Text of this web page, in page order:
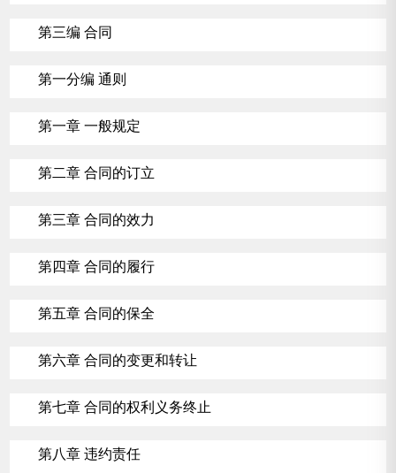
第三编 合同
第一分编 通则
第一章 一般规定
第二章 合同的订立
第三章 合同的效力
第四章 合同的履行
第五章 合同的保全
第六章 合同的变更和转让
第七章 合同的权利义务终止
第八章 违约责任